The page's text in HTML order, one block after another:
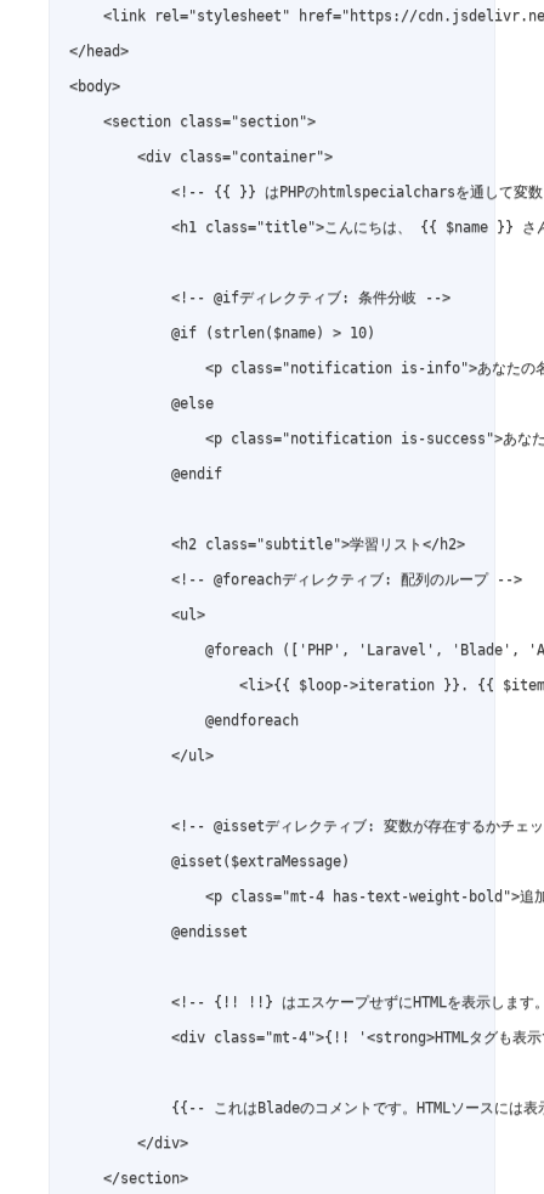
<link rel="stylesheet" href="https://
</head>
<body>
    <section class="section">
        <div class="container">
<!-- {{ }} はPHPのhtmlspecialcharsを通して変数
<h1 class="title">こんにちは、 {{ $name }} さ
            <!-- @ifディレクティブ: 条件分岐 -->
            @if (strlen($name) > 10)
<p class="notification is-info">あなたの
            @else
<p class="notification is-success">あなた
            @endif
            <h2 class="subtitle">学習リスト</h2>
            <!-- @foreachディレクティブ: 配列のループ -->
            <ul>
@foreach (['PHP', 'Laravel', 'Blade',
<li>{{ $loop->iteration }}. {{ $item
                @endforeach
            </ul>
<!-- @issetディレクティブ: 変数が存在するかチェ
            @isset($extraMessage)
<p class="mt-4 has-text-weight-bold">追
            @endisset
<!-- {!! !!} はエスケープせずにHTMLを表示します
<div class="mt-4">{!! '<strong>HTMLタグも表
{{-- これはBladeのコメントです。HTMLソースには表
        </div>
    </section>